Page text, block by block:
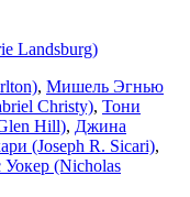
Landsburg)
, Мишель Эгнью
Christy), Тони
Hill), Джина
(Joseph R. Sicari),
Уокер (Nicholas